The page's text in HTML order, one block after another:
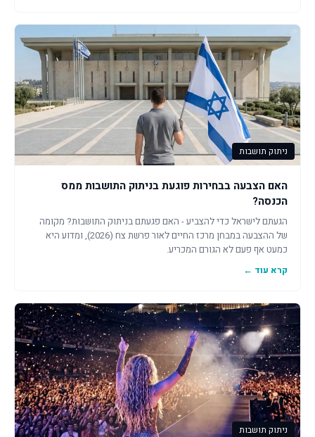
ניתוק תושבות
האם הצבעה בבחירות פוגעת בניתוק התושבות ממס
הכנסה?
הגעתם לישראל כדי להצביע - האם פגעתם בניתוק התושבות? מקומה
של ההצבעה במבחן מרכז החיים לאור פרשת צח (2026), ומדוע היא
כמעט אף פעם לא הגורם המכריע.
קרא עוד ←
ניתוק תושבות